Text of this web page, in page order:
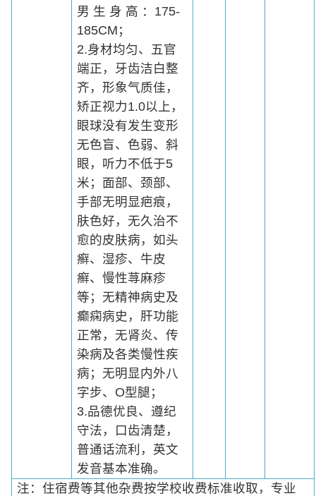
男 生 身 高 ：175-
185CM；
2.身材均匀、五官
端正，牙齿洁白整
齐，形象气质佳，
矫正视力1.0以上，
眼球没有发生变形
无色盲、色弱、斜
眼，听力不低于5
米；面部、颈部、
手部无明显疤痕，
肤色好，无久治不
愈的皮肤病，如头
癣、湿疹、牛皮
癣、慢性荨麻疹
等；无精神病史及
癫痫病史，肝功能
正常，无肾炎、传
染病及各类慢性疾
病；无明显内外八
字步、O型腿；
3.品德优良、遵纪
守法，口齿清楚，
普通话流利，英文
发音基本准确。
注：住宿费等其他杂费按学校收费标准收取，专业